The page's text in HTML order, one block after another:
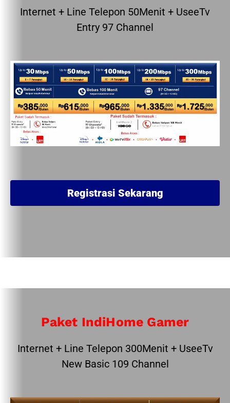
Internet + Line Telepon 50Menit + UseeTv
Entry 97 Channel
Registrasi Sekarang
Paket IndiHome Gamer
Internet + Line Telepon 300Menit + UseeTv
New Basic 109 Channel